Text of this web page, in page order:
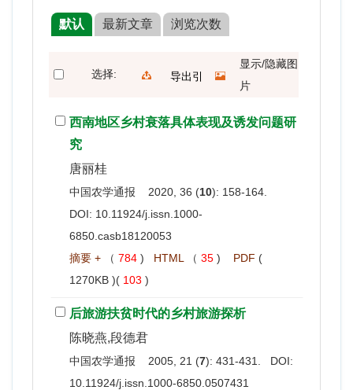
默认 最新文章 浏览次数
选择:
导出引
显示/隐藏图
片
西南地区乡村衰落具体表现及诱发问题研
究
唐丽桂
中国农学通报 2020, 36 (10): 158-164.
DOI: 10.11924/j.issn.1000-
6850.casb18120053
摘要 + （ 784 ) HTML （ 35 ) PDF (
1270KB )( 103 )
后旅游扶贫时代的乡村旅游探析
陈晓燕,段德君
中国农学通报 2005, 21 (7): 431-431. DOI:
10.11924/j.issn.1000-6850.0507431